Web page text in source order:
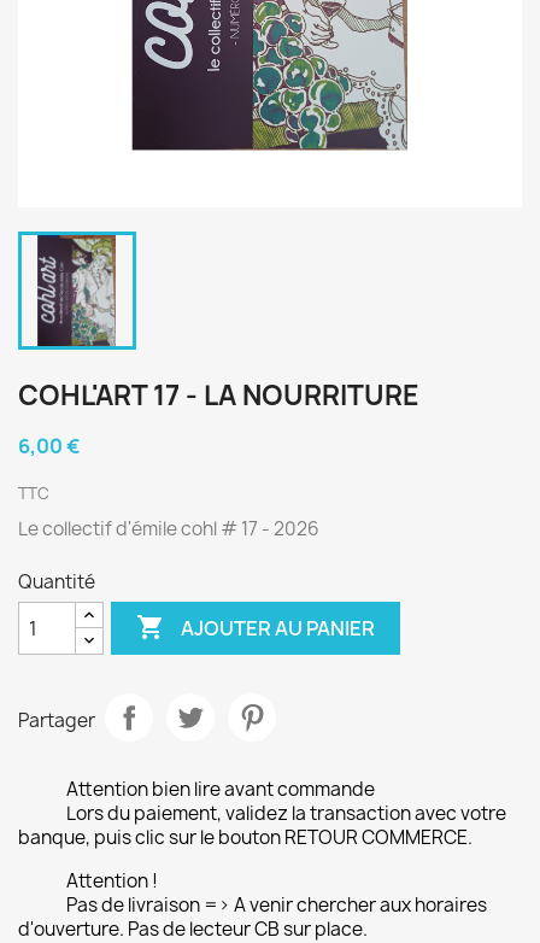
COHL'ART 17 - LA NOURRITURE
6,00 €
TTC
Le collectif d'émile cohl # 17 - 2026
Quantité
 AJOUTER AU PANIER
Partager
Attention bien lire avant commande
Lors du paiement, validez la transaction avec votre
banque, puis clic sur le bouton RETOUR COMMERCE.
Attention !
Pas de livraison => A venir chercher aux horaires
d'ouverture. Pas de lecteur CB sur place.